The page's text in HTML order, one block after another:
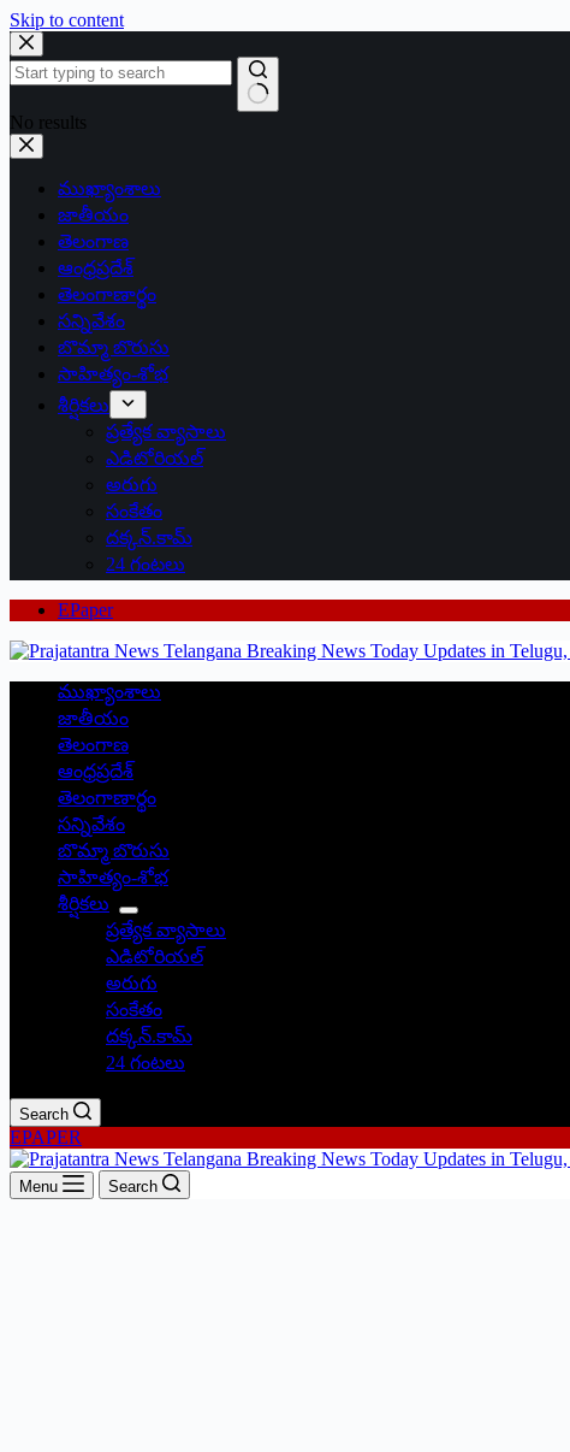
Skip to content
No results
ముఖ్యాంశాలు
జాతీయం
తెలంగాణ
ఆంధ్రప్రదేశ్
తెలంగాణార్థం
సన్నివేశం
బొమ్మా బొరుసు
సాహిత్యం-శోభ
శీర్షికలు
ప్రత్యేక వ్యాసాలు
ఎడిటోరియల్
అరుగు
సంకేతం
దక్కన్.కామ్
24 గంటలు
EPaper
ముఖ్యాంశాలు
జాతీయం
తెలంగాణ
ఆంధ్రప్రదేశ్
తెలంగాణార్థం
సన్నివేశం
బొమ్మా బొరుసు
సాహిత్యం-శోభ
శీర్షికలు
ప్రత్యేక వ్యాసాలు
ఎడిటోరియల్
అరుగు
సంకేతం
దక్కన్.కామ్
24 గంటలు
Search
EPAPER
Menu Search